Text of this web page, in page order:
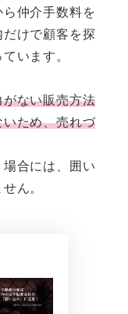
仲介手数料を
けで顧客を探
います。
ない販売方法
ため、売れづ
合には、囲い
ん。